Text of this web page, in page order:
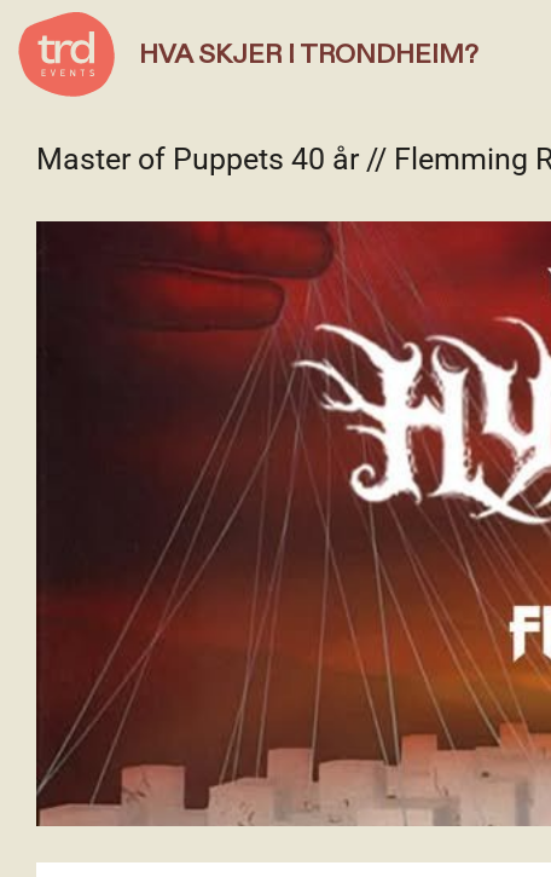
HVA SKJER I TRONDHEIM?
Master of Puppets 40 år // Flemming